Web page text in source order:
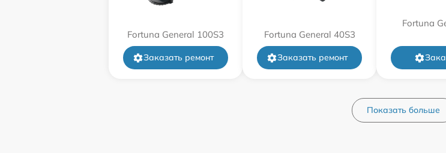
Ремонт платы управления
Восстановление после попадания влаги от 60 мин
от 60 мин
Fortuna General 100S3
Заказать ремонт
Fortuna General 40S3
Заказать ремонт
Fortuna
Показать больше